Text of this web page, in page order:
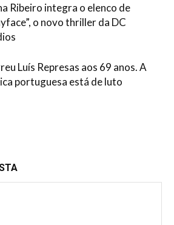
Ribeiro integra o elenco de
o novo thriller da DC
Luís Represas aos 69 anos. A
portuguesa está de luto